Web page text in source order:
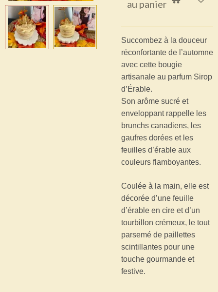
au panier
Succombez à la douceur
réconfortante de l’automne
avec cette bougie
artisanale au parfum Sirop
d’Érable.
Son arôme sucré et
enveloppant rappelle les
brunchs canadiens, les
gaufres dorées et les
feuilles d’érable aux
couleurs flamboyantes.
Coulée à la main, elle est
décorée d’une feuille
d’érable en cire et d’un
tourbillon crémeux, le tout
parsemé de paillettes
scintillantes pour une
touche gourmande et
festive.